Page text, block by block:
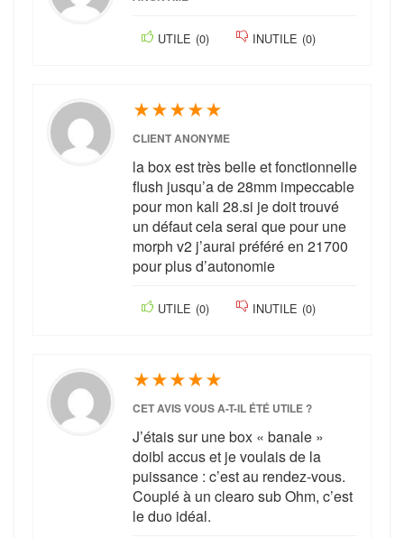
UTILE (0) INUTILE (0)
★★★★★
CLIENT ANONYME
la box est très belle et fonctionnelle
flush jusqu’a de 28mm impeccable
pour mon kali 28.si je doit trouvé
un défaut cela serai que pour une
morph v2 j’aurai préféré en 21700
pour plus d’autonomie
UTILE (0) INUTILE (0)
★★★★★
CET AVIS VOUS A-T-IL ÉTÉ UTILE ?
J’étais sur une box « banale »
doibl accus et je voulais de la
puissance : c’est au rendez-vous.
Couplé à un clearo sub Ohm, c’est
le duo idéal.